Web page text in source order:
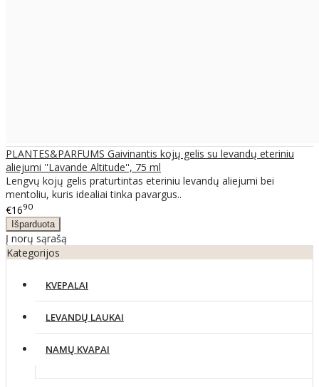
PLANTES&PARFUMS Gaivinantis kojų gelis su levandų eteriniu
aliejumi ''Lavande Altitude'', 75 ml
Lengvų kojų gelis praturtintas eteriniu levandų aliejumi bei
mentoliu, kuris idealiai tinka pavargus..
€1690
Į norų sąrašą
Kategorijos
KVEPALAI
LEVANDŲ LAUKAI
NAMŲ KVAPAI